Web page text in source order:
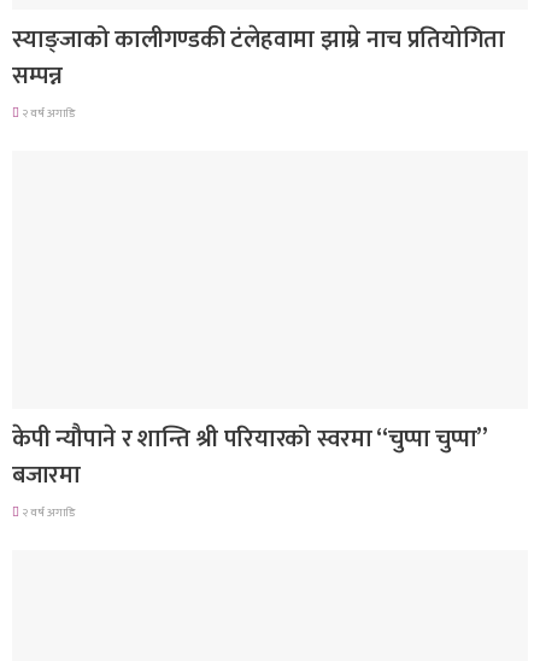
स्याङ्जाको कालीगण्डकी टंलेहवामा झाम्रे नाच प्रतियोगिता
सम्पन्न
२ वर्ष अगाडि
केपी न्यौपाने र शान्ति श्री परियारको स्वरमा “चुप्पा चुप्पा”
बजारमा
२ वर्ष अगाडि